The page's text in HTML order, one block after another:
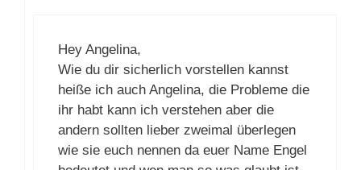
Hey Angelina,
Wie du dir sicherlich vorstellen kannst
heiße ich auch Angelina, die Probleme die
ihr habt kann ich verstehen aber die
andern sollten lieber zweimal überlegen
wie sie euch nennen da euer Name Engel